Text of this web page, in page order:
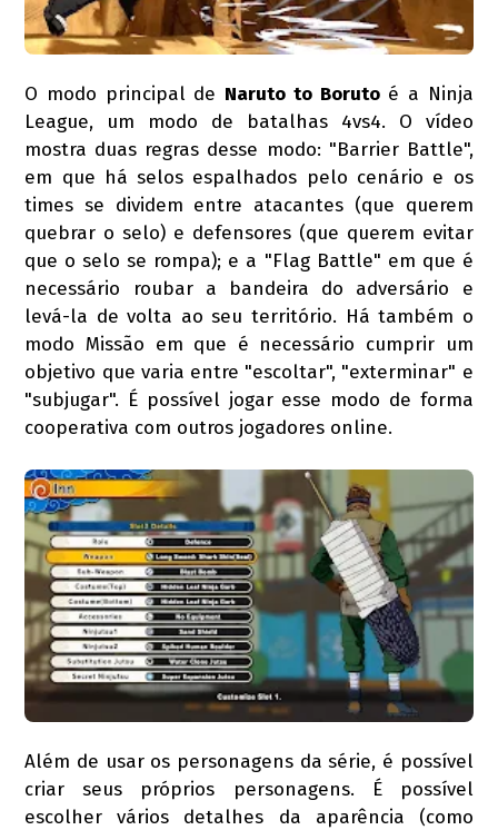
O modo principal de Naruto to Borutoé a Ninja
League, um modo de batalhas 4vs4. O vídeo
mostra duas regras desse modo: "Barrier Battle",
em que há selos espalhados pelo cenário e os
times se dividem entre atacantes (que querem
quebrar o selo) e defensores (que querem evitar
que o selo se rompa); e a "Flag Battle" em que é
necessário roubar a bandeira do adversário e
levá-la de volta ao seu território. Há também o
modo Missão em que é necessário cumprir um
objetivo que varia entre "escoltar", "exterminar" e
"subjugar". É possível jogar esse modo de forma
cooperativa com outros jogadores online.
Além de usar os personagens da série, é possível
criar seus próprios personagens. É possível
escolher vários detalhes da aparência (como